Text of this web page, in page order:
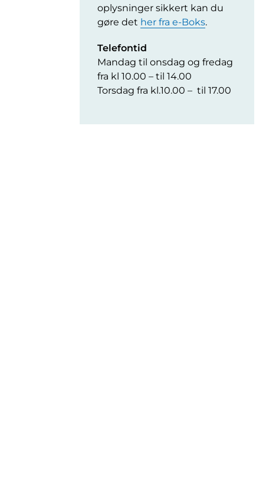
oplysninger sikkert kan du
gøre det her fra e-Boks.
Telefontid
Mandag til onsdag og fredag
fra kl 10.00 – til 14.00
Torsdag fra kl.10.00 – til 17.00